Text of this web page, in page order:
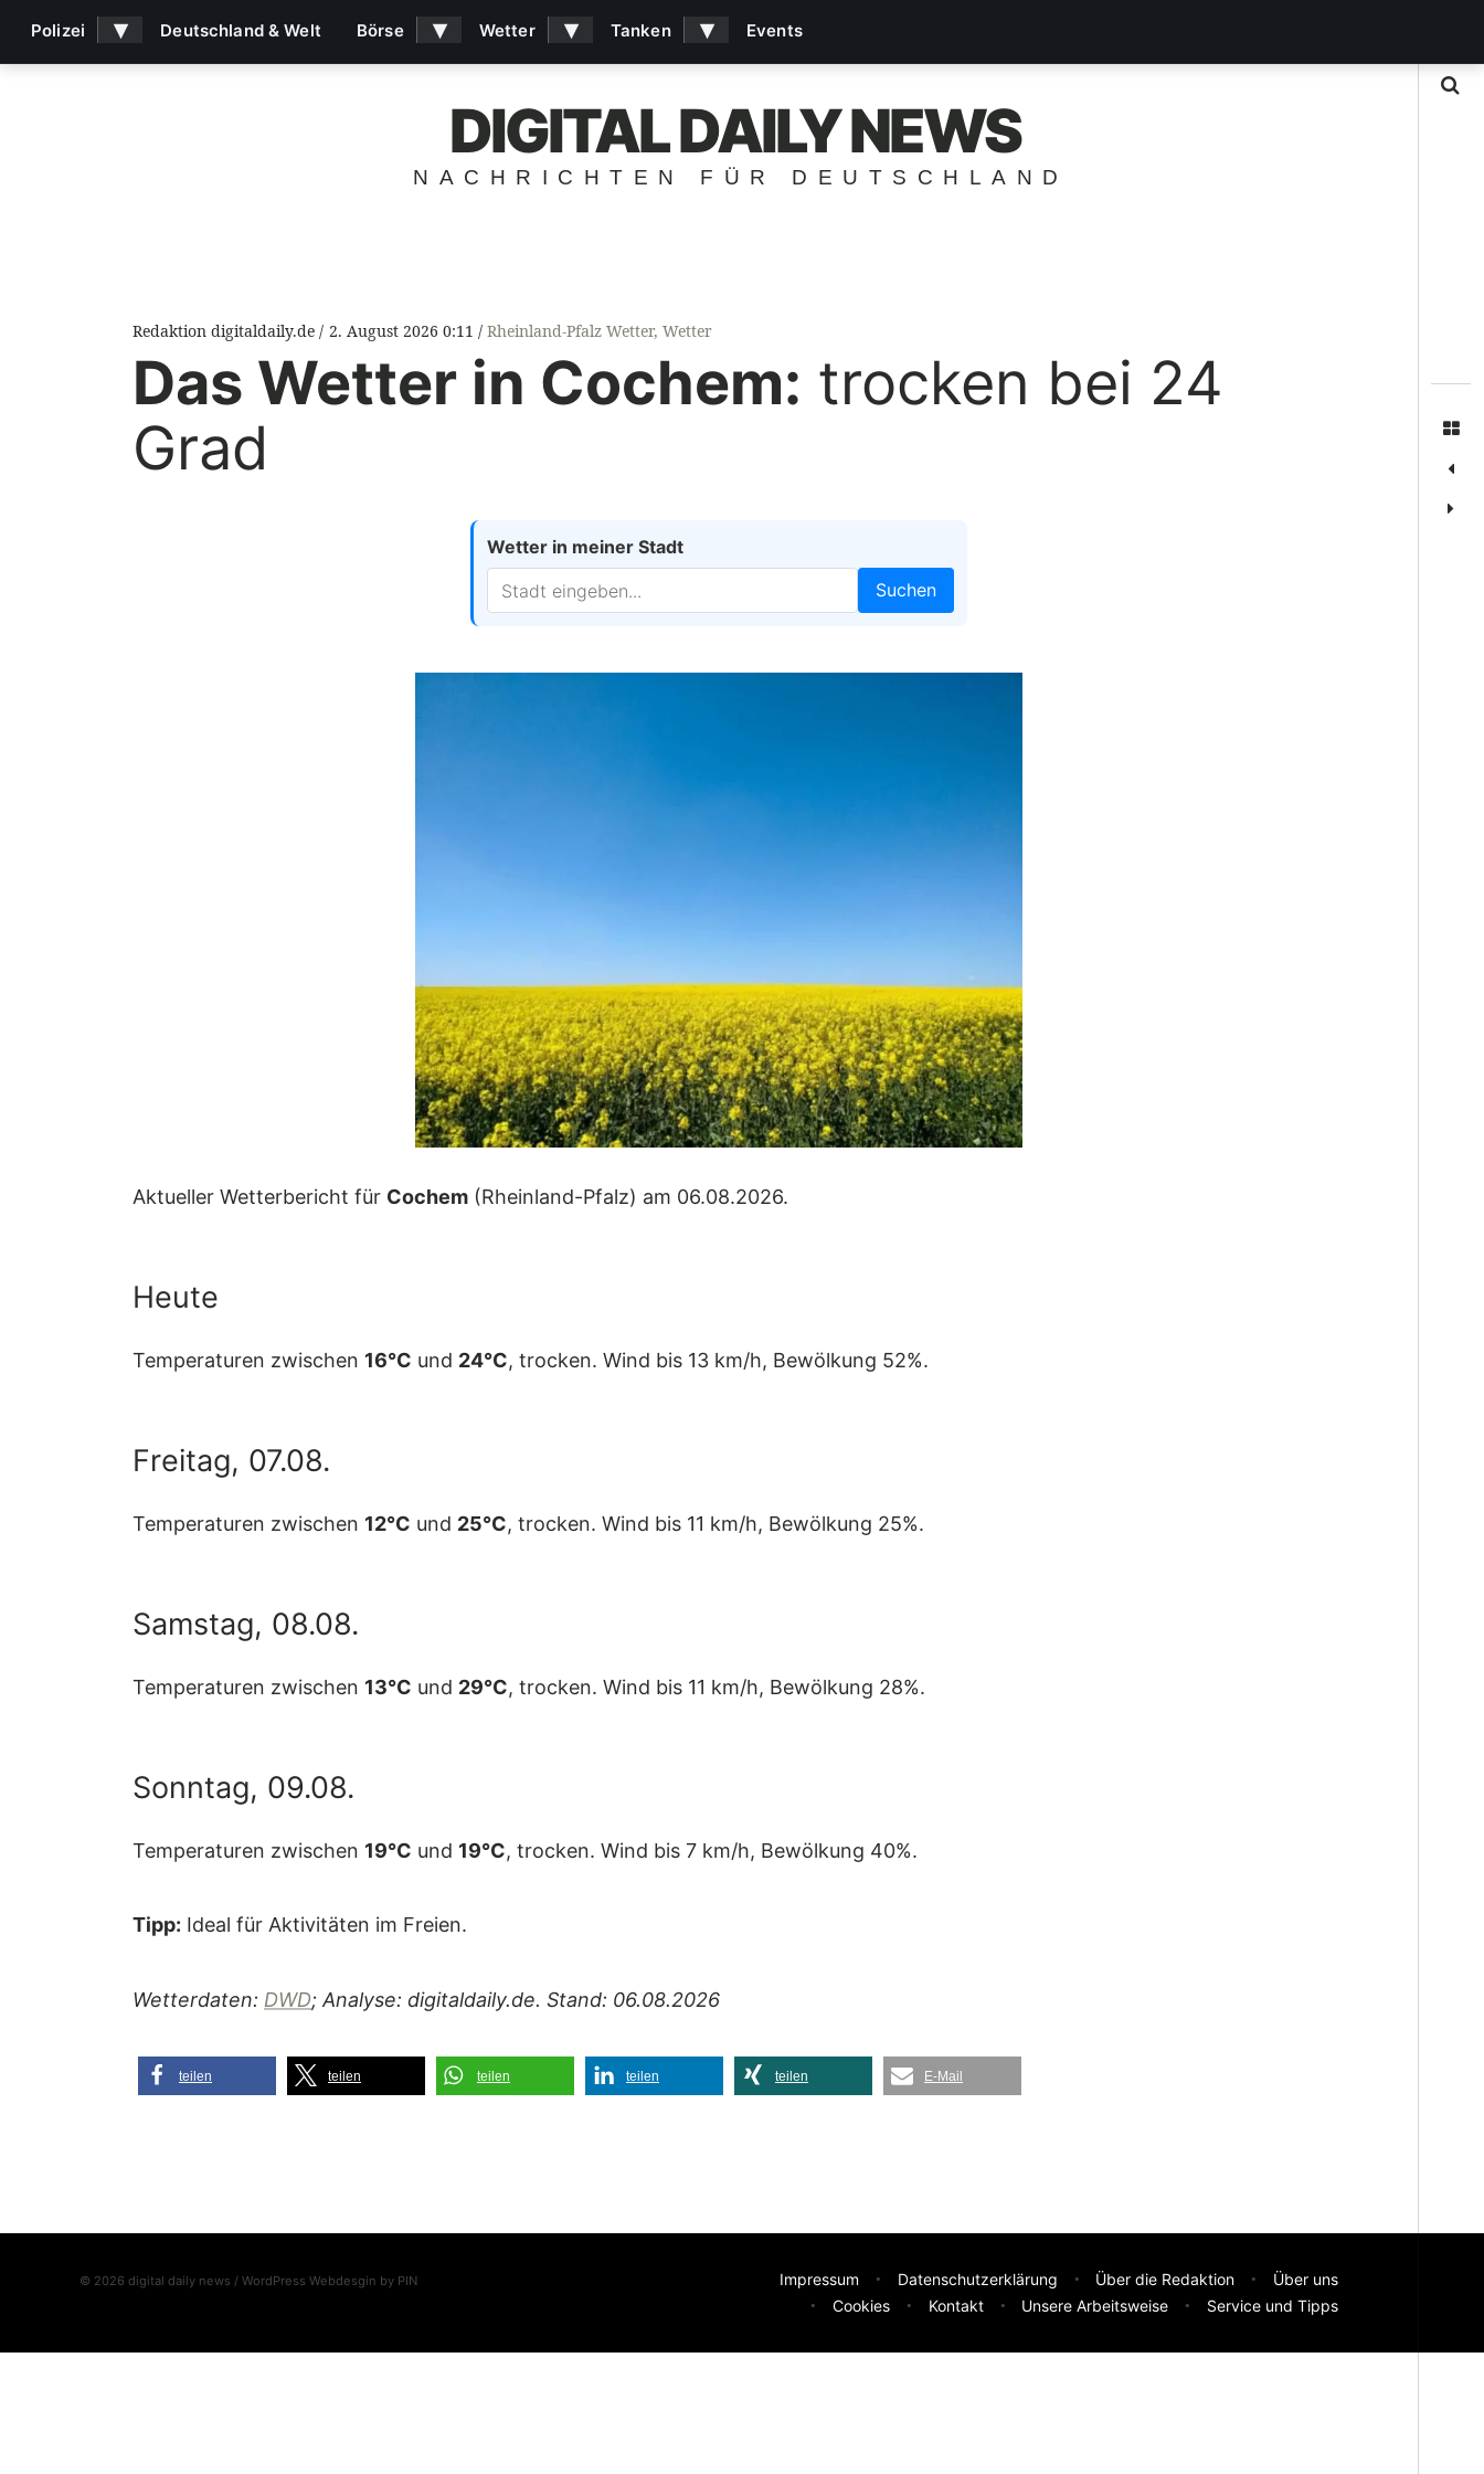
DIGITAL DAILY NEWS
NACHRICHTEN FÜR DEUTSCHLAND
Redaktion digitaldaily.de 2. August 2026 0:11 Rheinland-Pfalz Wetter, Wetter
Das Wetter in Cochem: trocken bei 24
Grad
Wetter in meiner Stadt
Suchen
Aktueller Wetterbericht für Cochem (Rheinland-Pfalz) am 06.08.2026.
Heute
Temperaturen zwischen 16°C und 24°C, trocken. Wind bis 13 km/h, Bewölkung 52%.
Freitag, 07.08.
Temperaturen zwischen 12°C und 25°C, trocken. Wind bis 11 km/h, Bewölkung 25%.
Samstag, 08.08.
Temperaturen zwischen 13°C und 29°C, trocken. Wind bis 11 km/h, Bewölkung 28%.
Sonntag, 09.08.
Temperaturen zwischen 19°C und 19°C, trocken. Wind bis 7 km/h, Bewölkung 40%.
Tipp: Ideal für Aktivitäten im Freien.
Wetterdaten: DWD; Analyse: digitaldaily.de. Stand: 06.08.2026
teilen teilen teilen teilen teilen E-Mail
© 2026 digital daily news / WordPress Webdesgin by PIN Impressum Datenschutzerklärung Über die Redaktion
Über uns
Cookies
Kontakt Unsere Arbeitsweise Service und Tipps
Polizei ▾ Deutschland & Welt Börse ▾ Wetter ▾ Tanken ▾ Events